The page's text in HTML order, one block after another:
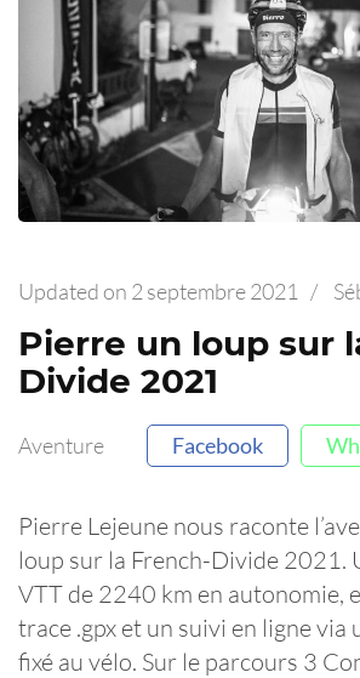
Updated on 2 septembre 2021 /
Pierre un loup sur
Divide 2021
Aventure Facebook
Pierre Lejeune nous raconte
loup sur la French-Divide 2021.
VTT de 2240 km en autonomie,
trace .gpx et un suivi en ligne via
fixé au vélo. Sur le parcours 3